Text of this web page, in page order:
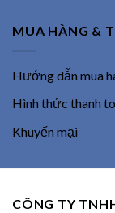
MUA HÀNG &
Hướng dẫn mua
Hình thức thanh
Khuyến mại
CÔNG TY